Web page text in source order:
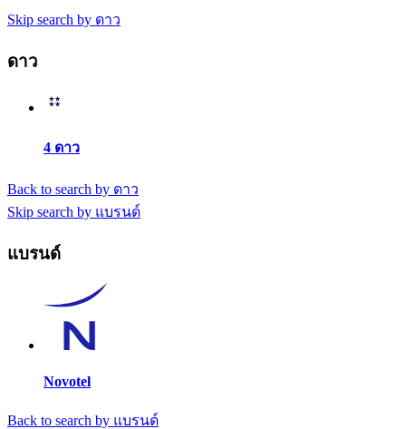
Skip search by ดาว
ดาว
4 ดาว
Back to search by ดาว
Skip search by แบรนด์
แบรนด์
Novotel
Back to search by แบรนด์